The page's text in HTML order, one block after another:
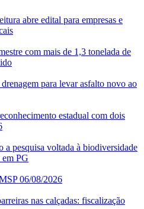
abre edital para empresas e
com mais de 1,3 tonelada de
para levar asfalto novo ao
estadual com dois
a pesquisa voltada à biodiversidade
em PG
06/08/2026
nas calçadas: fiscalização